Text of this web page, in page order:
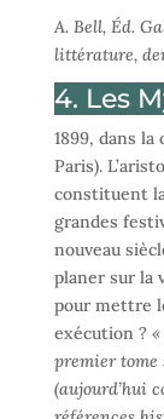
A. Bell, Éd.
littérature,
4. Les
1899, dans
Paris).
constituent
grandes
nouveau
planer sur la
pour mettre
exécution ?
premier tome
(aujourd’hui